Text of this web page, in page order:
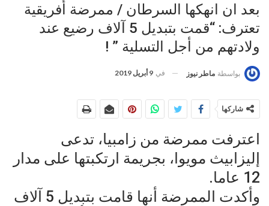
بعد ان انهكها السرطان / ممرضة أفريقية
تعترف: “قمت بتبديل 5 آلاف رضيع عند
ولادتهم من أجل التسلية ” !
بواسطة ماطر نيوز في 9 أبريل 2019
شاركها
اعترفت ممرضة من زامبيا، تدعى
إليزابيث مويوا، بجريمة ارتكبتها على مدار
12 عاما.
وأكدت الممرضة أنها قامت بتبديل 5 آلاف